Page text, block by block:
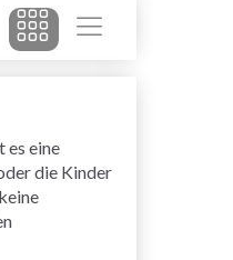
es eine
die Kinder